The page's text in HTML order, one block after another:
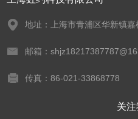
地址：上海市青浦区华新镇
邮箱：
传真：86-021-33868778
关